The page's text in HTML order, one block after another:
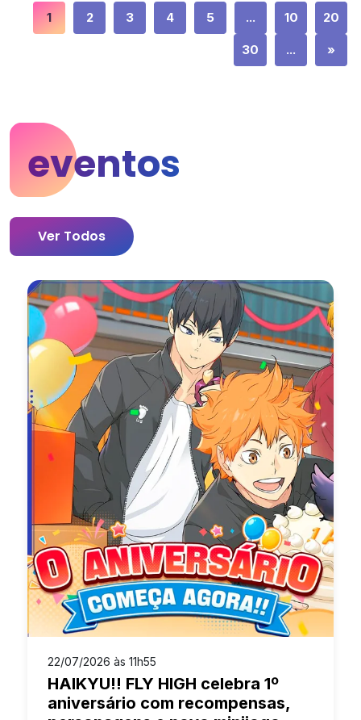
1 2 3 4 5 ... 10 20
30 ... »
eventos
Ver Todos
22/07/2026 às 11h55
HAIKYU!! FLY HIGH celebra 1º
aniversário com recompensas,